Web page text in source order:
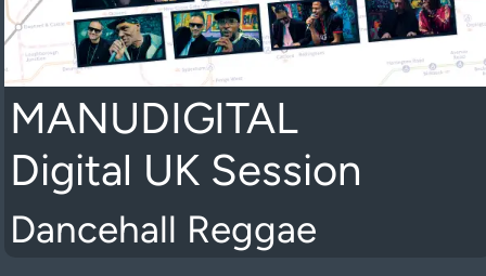
MANUDIGITAL
Digital UK Session
Dancehall Reggae